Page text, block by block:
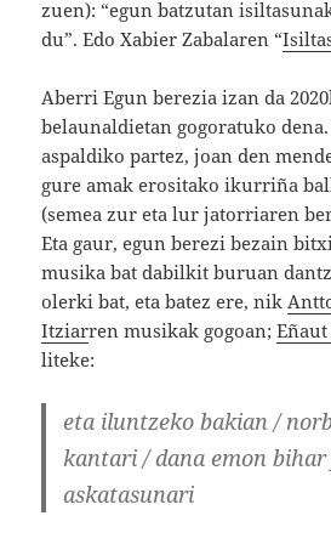
zuen): “egun batzutan
du”. Edo Xabier Zabalaren “
Aberri Egun berezia izan da
belaunaldietan gogoratuko dena.
aspaldiko partez, joan den
gure amak erositako ikurriña
(semea zur eta lur jatorriaren
Eta gaur, egun berezi bezain
musika bat dabilkit buruan
olerki bat, eta batez ere, nik
Itziarren musikak gogoan;
liteke:
eta iluntzeko bakian /
kantari / dana emon
askatasunari